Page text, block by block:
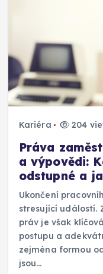
Kariéra 204
Práva
a výpovědi:
odstupné a
Ukončení
stresující událostí.
práv je však
postupu a
zejména formou
jsou…